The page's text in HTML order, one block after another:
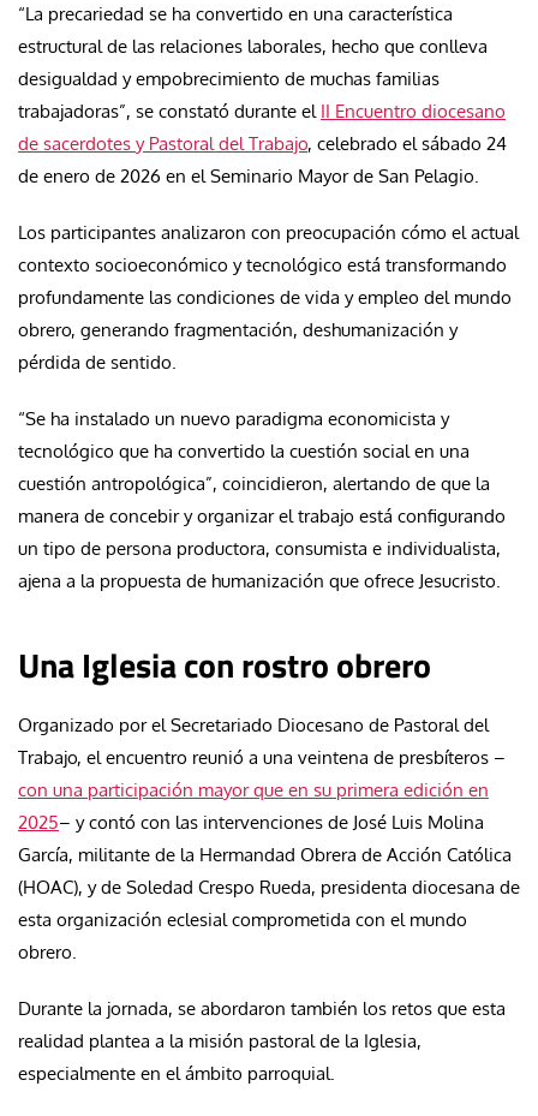
“La precariedad se ha convertido en una característica
estructural de las relaciones laborales, hecho que conlleva
desigualdad y empobrecimiento de muchas familias
trabajadoras”, se constató durante el II Encuentro diocesano
de sacerdotes y Pastoral del Trabajo, celebrado el sábado 24
de enero de 2026 en el Seminario Mayor de San Pelagio.
Los participantes analizaron con preocupación cómo el actual
contexto socioeconómico y tecnológico está transformando
profundamente las condiciones de vida y empleo del mundo
obrero, generando fragmentación, deshumanización y
pérdida de sentido.
“Se ha instalado un nuevo paradigma economicista y
tecnológico que ha convertido la cuestión social en una
cuestión antropológica”, coincidieron, alertando de que la
manera de concebir y organizar el trabajo está configurando
un tipo de persona productora, consumista e individualista,
ajena a la propuesta de humanización que ofrece Jesucristo.
Una Iglesia con rostro obrero
Organizado por el Secretariado Diocesano de Pastoral del
Trabajo, el encuentro reunió a una veintena de presbíteros –
con una participación mayor que en su primera edición en
2025– y contó con las intervenciones de José Luis Molina
García, militante de la Hermandad Obrera de Acción Católica
(HOAC), y de Soledad Crespo Rueda, presidenta diocesana de
esta organización eclesial comprometida con el mundo
obrero.
Durante la jornada, se abordaron también los retos que esta
realidad plantea a la misión pastoral de la Iglesia,
especialmente en el ámbito parroquial.